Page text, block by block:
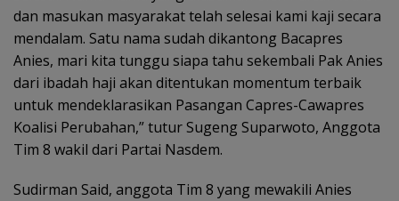
dan masukan masyarakat telah selesai kami kaji secara
mendalam. Satu nama sudah dikantong Bacapres
Anies, mari kita tunggu siapa tahu sekembali Pak Anies
dari ibadah haji akan ditentukan momentum terbaik
untuk mendeklarasikan Pasangan Capres-Cawapres
Koalisi Perubahan,” tutur Sugeng Suparwoto, Anggota
Tim 8 wakil dari Partai Nasdem.
Sudirman Said, anggota Tim 8 yang mewakili Anies